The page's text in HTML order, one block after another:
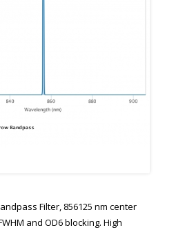
Filter, 856125 nm center
and OD6 blocking. High